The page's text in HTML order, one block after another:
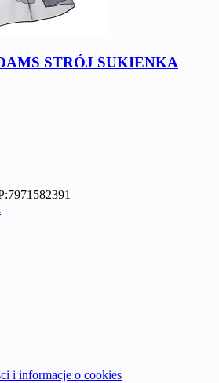
STRÓJ SUKIENKA
7971582391
i informacje o cookies